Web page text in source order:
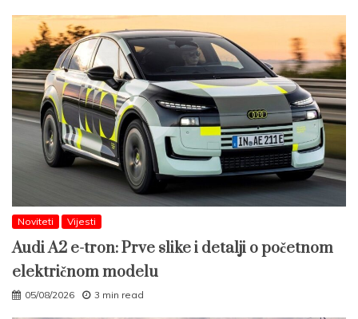
Noviteti Vijesti
Audi A2 e-tron: Prve slike i detalji o početnom
električnom modelu
05/08/2026 3 min read